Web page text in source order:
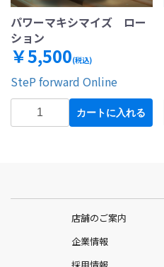
パワーマキシマイズ ロー
ション
￥5,500(税込)
SteP forward Online
カートに入れる
店舗のご案内
企業情報